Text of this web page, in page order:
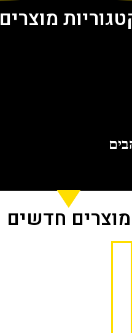
מוצרים
מוצרים חדשים